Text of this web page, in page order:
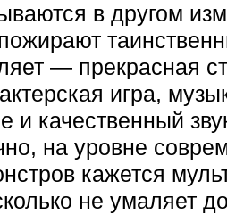
в другом
— прекрасная
игра,
и качественный
на уровне
кажется
не умаляет